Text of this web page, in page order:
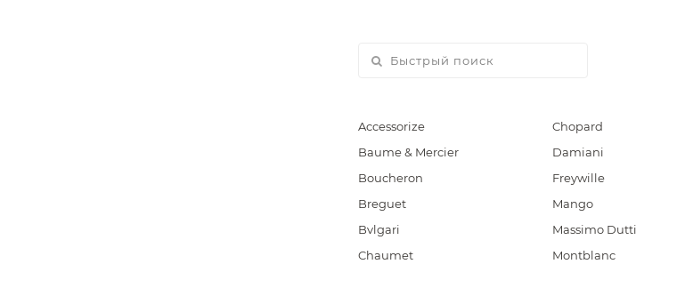
Accessorize
Baume & Mercier
Boucheron
Breguet
Bvlgari
Chaumet
Chopard
Damiani
Freywille
Mango
Massimo Dutti
Montblanc